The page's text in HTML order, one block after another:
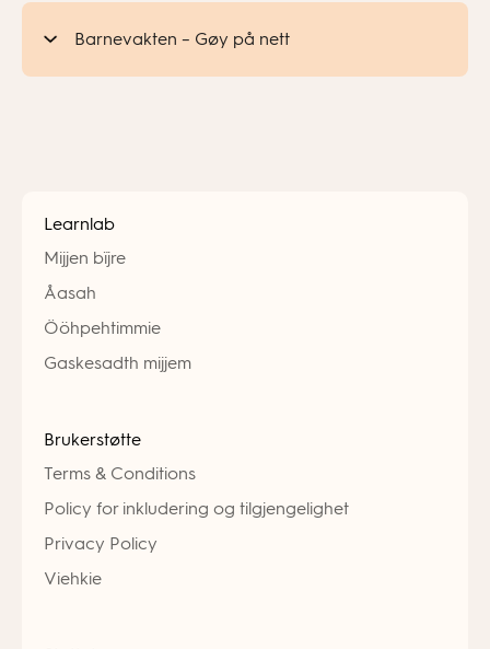
Barnevakten – Gøy på nett
Learnlab
Mijjen bïjre
Åasah
Ööhpehtimmie
Gaskesadth mijjem
Brukerstøtte
Terms & Conditions
Policy for inkludering og tilgjengelighet
Privacy Policy
Viehkie